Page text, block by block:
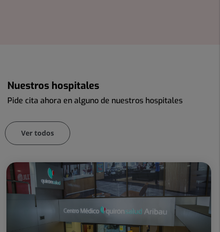
Nuestros hospitales
Pide cita ahora en alguno de nuestros hospitales
Ver todos